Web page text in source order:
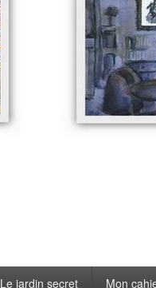
Le jardin secret Mon